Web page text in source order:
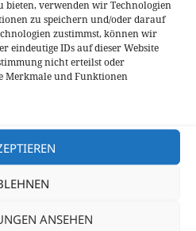
bieten, verwenden wir Technologien
zu speichern und/oder darauf
zustimmst, können wir
eindeutige IDs auf dieser Website
nicht erteilst oder
Merkmale und Funktionen
ANSEHEN
bildete das Zentrum
Arbeit ebenso wie seines
machte kein Geheimnis
Theologie, die nicht in die
Rühmung Gottes, die nicht
bleibt.
Vergiss nicht, was er dir
wurde, war voller Abgründe